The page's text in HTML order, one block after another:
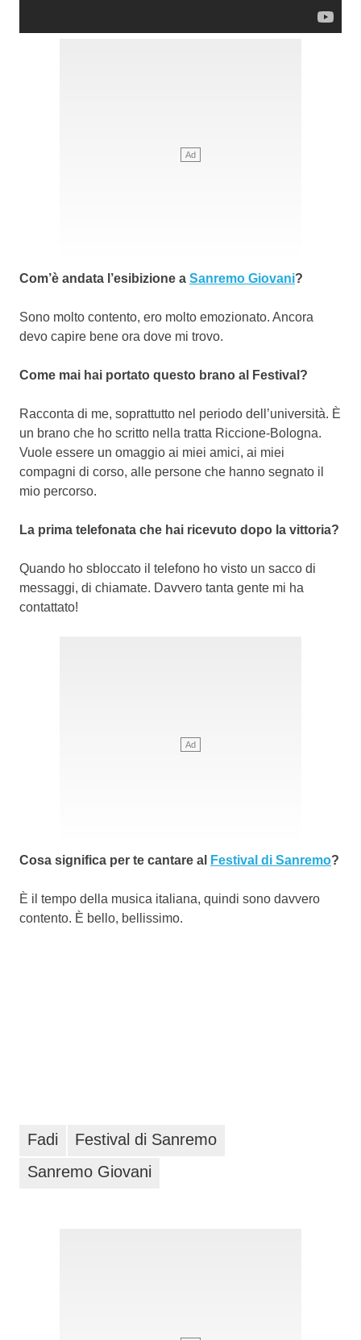
Com’è andata l’esibizione a Sanremo Giovani?
Sono molto contento, ero molto emozionato. Ancora
devo capire bene ora dove mi trovo.
Come mai hai portato questo brano al Festival?
Racconta di me, soprattutto nel periodo dell’università. È
un brano che ho scritto nella tratta Riccione-Bologna.
Vuole essere un omaggio ai miei amici, ai miei
compagni di corso, alle persone che hanno segnato il
mio percorso.
La prima telefonata che hai ricevuto dopo la vittoria?
Quando ho sbloccato il telefono ho visto un sacco di
messaggi, di chiamate. Davvero tanta gente mi ha
contattato!
Cosa significa per te cantare al Festival di Sanremo?
È il tempo della musica italiana, quindi sono davvero
contento. È bello, bellissimo.
Fadi
Festival di Sanremo
Sanremo Giovani